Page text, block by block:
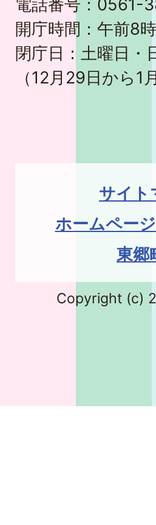
電話番号：0561-
開庁時間：午前8
閉庁日：土曜日・
（12月29日から1
サイト
ホームペー
東郷
Copyright (c)